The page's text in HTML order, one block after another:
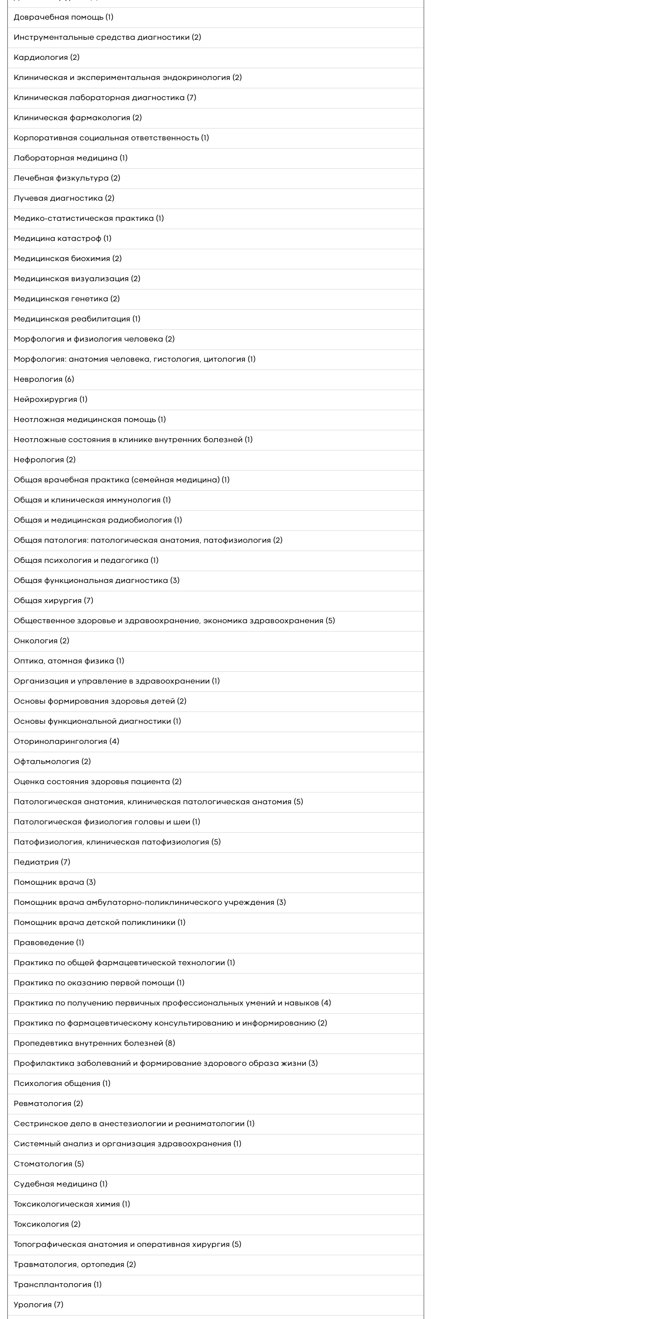
Доврачебная помощь (1)
Инструментальные средства диагностики (2)
Кардиология (2)
Клиническая и экспериментальная эндокринология (2)
Клиническая лабораторная диагностика (7)
Клиническая фармакология (2)
Корпоративная социальная ответственность (1)
Лабораторная медицина (1)
Лечебная физкультура (2)
Лучевая диагностика (2)
Медико-статистическая практика (1)
Медицина катастроф (1)
Медицинская биохимия (2)
Медицинская визуализация (2)
Медицинская генетика (2)
Медицинская реабилитация (1)
Морфология и физиология человека (2)
Морфология: анатомия человека, гистология, цитология (1)
Неврология (6)
Нейрохирургия (1)
Неотложная медицинская помощь (1)
Неотложные состояния в клинике внутренних болезней (1)
Нефрология (2)
Общая врачебная практика (семейная медицина) (1)
Общая и клиническая иммунология (1)
Общая и медицинская радиобиология (1)
Общая патология: патологическая анатомия, патофизиология (2)
Общая психология и педагогика (1)
Общая функциональная диагностика (3)
Общая хирургия (7)
Общественное здоровье и здравоохранение, экономика здравоохранения (5)
Онкология (2)
Оптика, атомная физика (1)
Организация и управление в здравоохранении (1)
Основы формирования здоровья детей (2)
Основы функциональной диагностики (1)
Оториноларингология (4)
Офтальмология (2)
Оценка состояния здоровья пациента (2)
Патологическая анатомия, клиническая патологическая анатомия (5)
Патологическая физиология головы и шеи (1)
Патофизиология, клиническая патофизиология (5)
Педиатрия (7)
Помощник врача (3)
Помощник врача амбулаторно-поликлинического учреждения (3)
Помощник врача детской поликлиники (1)
Правоведение (1)
Практика по общей фармацевтической технологии (1)
Практика по оказанию первой помощи (1)
Практика по получению первичных профессиональных умений и навыков (4)
Практика по фармацевтическому консультированию и информированию (2)
Пропедевтика внутренних болезней (8)
Профилактика заболеваний и формирование здорового образа жизни (3)
Психология общения (1)
Ревматология (2)
Сестринское дело в анестезиологии и реаниматологии (1)
Системный анализ и организация здравоохранения (1)
Стоматология (5)
Судебная медицина (1)
Токсикологическая химия (1)
Токсикология (2)
Топографическая анатомия и оперативная хирургия (5)
Травматология, ортопедия (2)
Трансплантология (1)
Урология (7)